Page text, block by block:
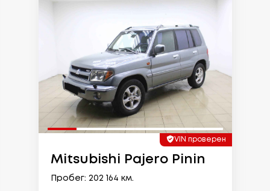
VIN проверен
Mitsubishi Pajero Pinin
Пробег: 202 164 км.